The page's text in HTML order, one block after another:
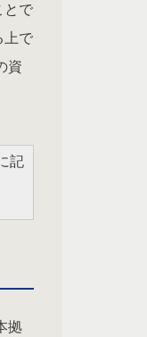
とで
上で
資
記
拠